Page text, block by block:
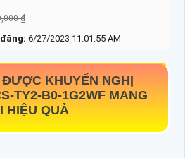
₫
6/27/2023 11:01:55 AM
KHUYẾN NGHỊ
TY2-B0-1G2WF MANG
HIỆU QUẢ